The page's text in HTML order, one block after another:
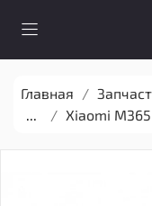
Главная
...
Xiaomi